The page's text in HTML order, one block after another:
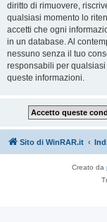
diritto di rimuovere,
qualsiasi momento lo
accetti che ogni
in un database. Al
nessuno senza il tuo
responsabili per
queste informazioni.
Sito di WinRAR.it
Creato da